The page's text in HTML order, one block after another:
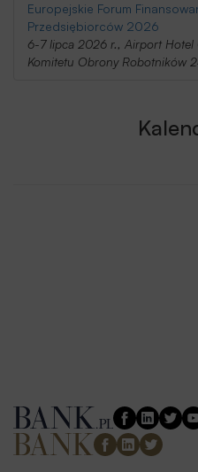
Europejskie Forum
Przedsiębiorców 2026
6-7 lipca 2026 r., Airport Hotel
Komitetu Obrony Robotników